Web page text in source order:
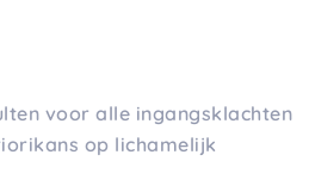
voor alle ingangsklachten
op lichamelijk